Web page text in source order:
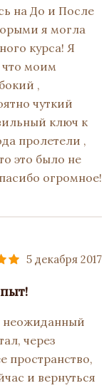
на До и После
я могла
курса! Я
что моим
,
чуткий
ключ к
пролетели ,
это было не
огромное!
5 декабря 2017
неожиданный
через
пространство,
и вернуться